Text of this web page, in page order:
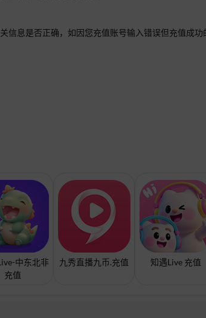
信息是否正确，如因您充值账号输入错误但充值成功
中东北非
充值
九秀直播九币.充值 知遇Live 充值